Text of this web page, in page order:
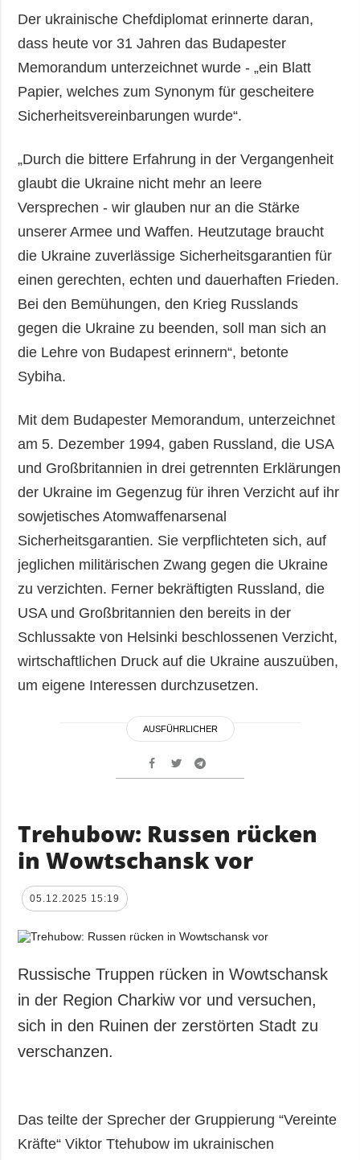
Der ukrainische Chefdiplomat erinnerte daran,
dass heute vor 31 Jahren das Budapester
Memorandum unterzeichnet wurde - „ein Blatt
Papier, welches zum Synonym für gescheitere
Sicherheitsvereinbarungen wurde“.
„Durch die bittere Erfahrung in der Vergangenheit
glaubt die Ukraine nicht mehr an leere
Versprechen - wir glauben nur an die Stärke
unserer Armee und Waffen. Heutzutage braucht
die Ukraine zuverlässige Sicherheitsgarantien für
einen gerechten, echten und dauerhaften Frieden.
Bei den Bemühungen, den Krieg Russlands
gegen die Ukraine zu beenden, soll man sich an
die Lehre von Budapest erinnern“, betonte
Sybiha.
Mit dem Budapester Memorandum, unterzeichnet
am 5. Dezember 1994, gaben Russland, die USA
und Großbritannien in drei getrennten Erklärungen
der Ukraine im Gegenzug für ihren Verzicht auf ihr
sowjetisches Atomwaffenarsenal
Sicherheitsgarantien. Sie verpflichteten sich, auf
jeglichen militärischen Zwang gegen die Ukraine
zu verzichten. Ferner bekräftigten Russland, die
USA und Großbritannien den bereits in der
Schlussakte von Helsinki beschlossenen Verzicht,
wirtschaftlichen Druck auf die Ukraine auszuüben,
um eigene Interessen durchzusetzen.
AUSFÜHRLICHER
Trehubow: Russen rücken
in Wowtschansk vor
05.12.2025 15:19
Russische Truppen rücken in Wowtschansk
in der Region Charkiw vor und versuchen,
sich in den Ruinen der zerstörten Stadt zu
verschanzen.
Das teilte der Sprecher der Gruppierung “Vereinte
Kräfte“ Viktor Ttehubow im ukrainischen